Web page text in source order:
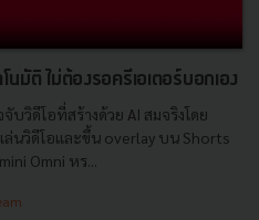
มัติ ไม่ต้องรอครีเอเตอร์บอกเอง
บวิดีโอที่สร้างด้วย AI สมจริงโดย
ล่นวิดีโอและขึ้น overlay บน Shorts
Omni หร...